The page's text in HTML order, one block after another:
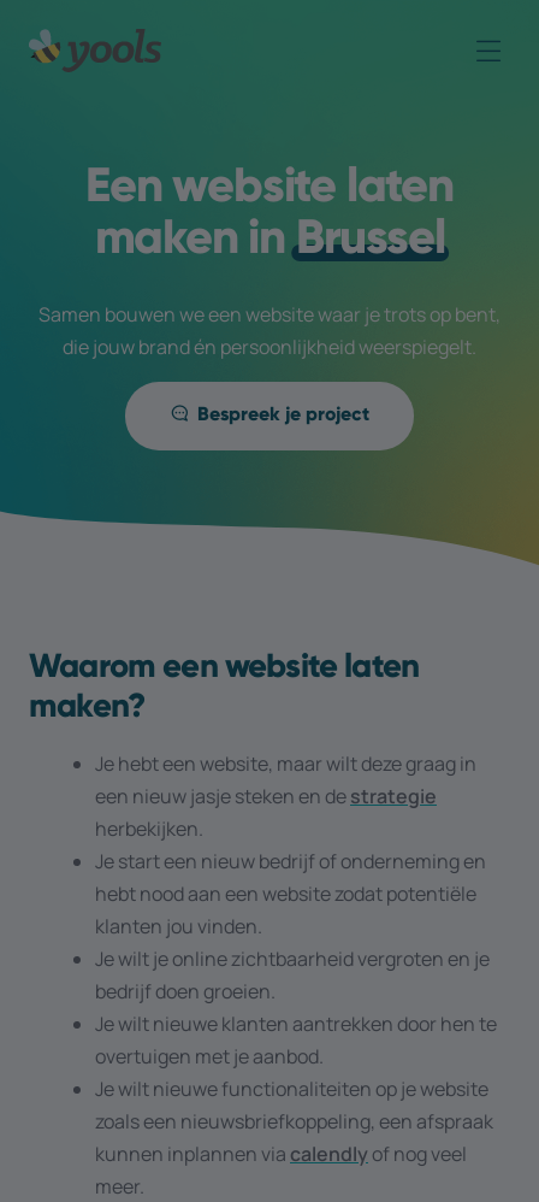
Een website laten
maken inBrussel
Samen bouwen we een website waar je trots op bent,
die jouw brand én persoonlijkheid weerspiegelt.
Bespreek je project
Waarom een website laten
maken?
Je hebt een website, maar wilt deze graag in
een nieuw jasje steken en destrategie
herbekijken.
Je start een nieuw bedrijf of onderneming en
hebt nood aan een website zodat potentiële
klanten jou vinden.
Je wilt je online zichtbaarheid vergroten en je
bedrijf doen groeien.
Je wilt nieuwe klanten aantrekken door hen te
overtuigen met je aanbod.
Je wilt nieuwe functionaliteiten op je website
zoals een nieuwsbriefkoppeling, een afspraak
kunnen inplannen via calendly of nog veel
meer.